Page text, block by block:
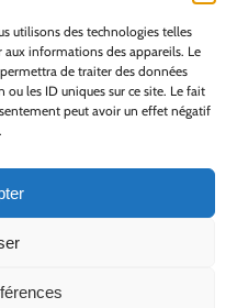
utilisons des technologies telles
aux informations des appareils. Le
de traiter des données
les ID uniques sur ce site. Le fait
peut avoir un effet négatif
question au sujet du traitement
personnels ou pour nous
égard, veuillez communiquer
par le biais de l’adresse
: 418-728-2663
833-728-2663
renseignements personnels
jours suivant la réception de